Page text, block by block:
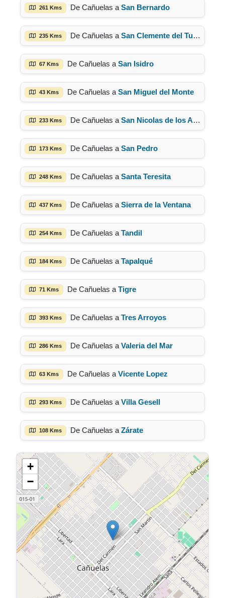
261 Kms De Cañuelas a San Bernardo
235 Kms De Cañuelas a San Clemente del Tuyú
67 Kms De Cañuelas a San Isidro
43 Kms De Cañuelas a San Miguel del Monte
233 Kms De Cañuelas a San Nicolas de los Arroyos
173 Kms De Cañuelas a San Pedro
248 Kms De Cañuelas a Santa Teresita
437 Kms De Cañuelas a Sierra de la Ventana
254 Kms De Cañuelas a Tandil
184 Kms De Cañuelas a Tapalqué
71 Kms De Cañuelas a Tigre
393 Kms De Cañuelas a Tres Arroyos
286 Kms De Cañuelas a Valeria del Mar
63 Kms De Cañuelas a Vicente Lopez
293 Kms De Cañuelas a Villa Gesell
108 Kms De Cañuelas a Zárate
+
−